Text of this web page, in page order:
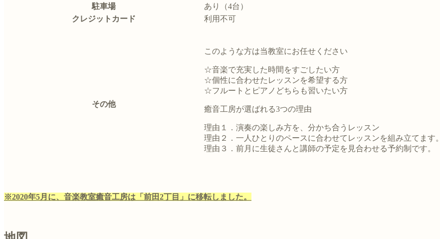
駐車場
あり（4台）
クレジットカード
利用不可
その他
このような方は当教室にお任せください
☆音楽で充実した時間をすごしたい方
☆個性に合わせたレッスンを希望する方
☆フルートとピアノどちらも習いたい方
癒音工房が選ばれる3つの理由
理由１．演奏の楽しみ方を、分かち合うレッスン
理由２．一人ひとりのペースに合わせてレッスンを組み立てます。
理由３．前月に生徒さんと講師の予定を見合わせる予約制です。
※2020年5月に、音楽教室癒音工房は「前田2丁目」に移転しました。